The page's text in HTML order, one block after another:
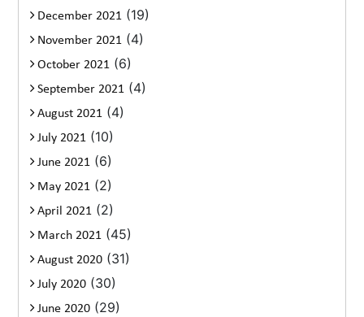
December 2021 (19)
November 2021 (4)
October 2021 (6)
September 2021 (4)
August 2021 (4)
July 2021 (10)
June 2021 (6)
May 2021 (2)
April 2021 (2)
March 2021 (45)
August 2020 (31)
July 2020 (30)
June 2020 (29)